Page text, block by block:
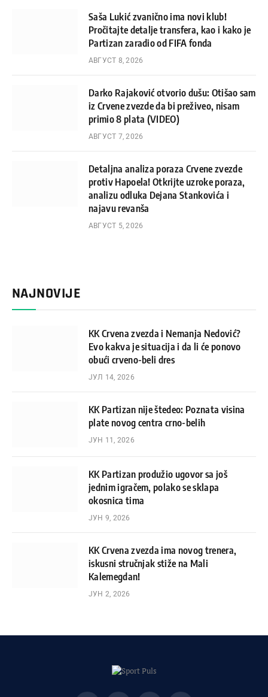
Saša Lukić zvanično ima novi klub!
Pročitajte detalje transfera, kao i kako je
Partizan zaradio od FIFA fonda
АВГУСТ 8, 2026
Darko Rajaković otvorio dušu: Otišao sam
iz Crvene zvezde da bi preživeo, nisam
primio 8 plata (VIDEO)
АВГУСТ 7, 2026
Detaljna analiza poraza Crvene zvezde
protiv Hapoela! Otkrijte uzroke poraza,
analizu odluka Dejana Stankovića i
najavu revanša
АВГУСТ 5, 2026
NAJNOVIJE
KK Crvena zvezda i Nemanja Nedović?
Evo kakva je situacija i da li će ponovo
obući crveno-beli dres
ЈУЛ 14, 2026
KK Partizan nije štedeo: Poznata visina
plate novog centra crno-belih
ЈУН 11, 2026
KK Partizan produžio ugovor sa još
jednim igračem, polako se sklapa
okosnica tima
ЈУН 9, 2026
KK Crvena zvezda ima novog trenera,
iskusni stručnjak stiže na Mali
Kalemegdan!
ЈУН 2, 2026